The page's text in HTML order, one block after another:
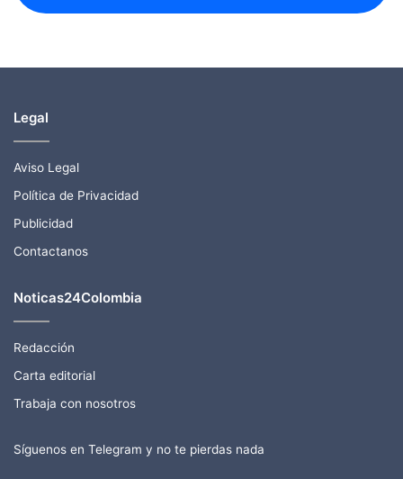
Legal
Aviso Legal
Política de Privacidad
Publicidad
Contactanos
Noticas24Colombia
Redacción
Carta editorial
Trabaja con nosotros
Síguenos en Telegram y no te pierdas nada